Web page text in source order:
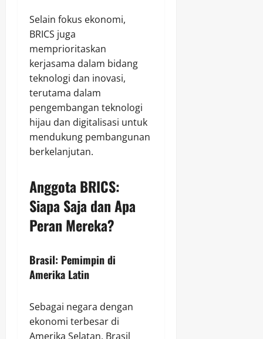
Selain fokus ekonomi,
BRICS juga
memprioritaskan
kerjasama dalam bidang
teknologi dan inovasi,
terutama dalam
pengembangan teknologi
hijau dan digitalisasi untuk
mendukung pembangunan
berkelanjutan.
Anggota BRICS:
Siapa Saja dan Apa
Peran Mereka?
Brasil: Pemimpin di
Amerika Latin
Sebagai negara dengan
ekonomi terbesar di
Amerika Selatan, Brasil